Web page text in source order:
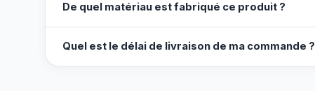
De quel matériau est fabriqué ce produit ?
Quel est le délai de livraison de ma commande ?